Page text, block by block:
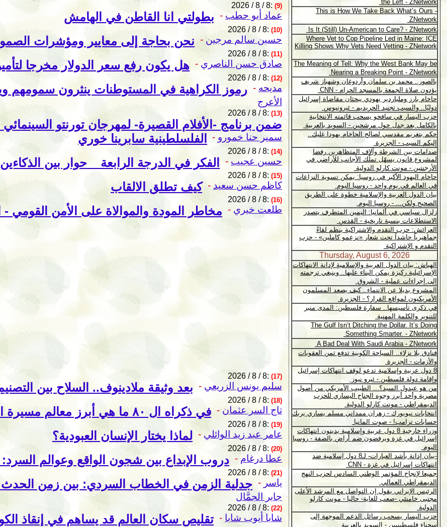
2026 / 8 / 8: (9)
بطولتي انا القاطن في الهامش - عماد أبو حطب
2026 / 8 / 8: (10)
نحن بحاجة إلى معايير ومؤشرات - حسين سالم مرجين
2026 / 8 / 8: (11)
هل يكون رفع سعر الدولار مخرجا - صادق حسن الناصري
2026 / 8 / 8: (12)
رموز الكراهية في المستوطنات ينثرون سمومهم - مديحه
الأعرج
2026 / 8 / 8: (13)
الفلسلطينية سابرينا خوري
- سمير حنا خمورو
2026 / 8 / 8: (14)
الفكر في الدرجة الرابعة _ حوار بين - حسين عجيب
2026 / 8 / 8: (15)
كيف تطلق الالقاب- كاظم حسن سعيد
2026 / 8 / 8: (16)
مخاطر المودة والموالاة على الأمن القومي - - طلعت خيري
2026 / 8 / 8: (17)
بعد وثيقة ملادينوف.. السلاح بين - سليم يونس الزريعي
2026 / 8 / 8: (18)
في ذكراه ال ٨٠ ما هي أبرز معالم مسيرة الحزب الشيوعي؟ (2/2) - تاج السر عثمان
2026 / 8 / 8: (19)
لماذا يختار الإنسان العبودية؟ - عامر عبد زيد الوائلي
2026 / 8 / 8: (20)
دروب الإبداع بين شجون الواقع وعوالم السرد: - عطا درغام
2026 / 8 / 8: (21)
جدلية الزمن في الخطاب السردي: بين زمن الحدث - ياسر
جابر الجمَّال
2026 / 8 / 8: (22)
تقليص سكان العالم قد يساهم في إنقاذ - شابا أيوب شابا